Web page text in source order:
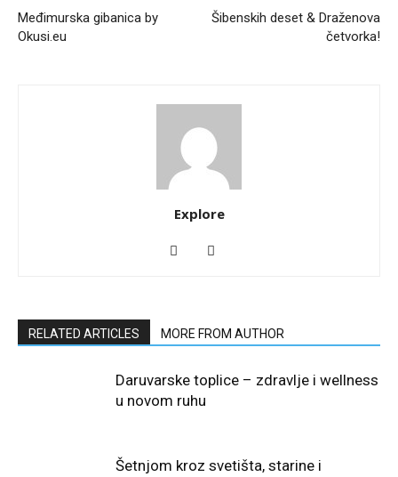
Međimurska gibanica by
Okusi.eu
Šibenskih deset & Draženova
četvorka!
Explore
RELATED ARTICLES MORE FROM AUTHOR
Daruvarske toplice – zdravlje i wellness
u novom ruhu
Šetnjom kroz svetišta, starine i